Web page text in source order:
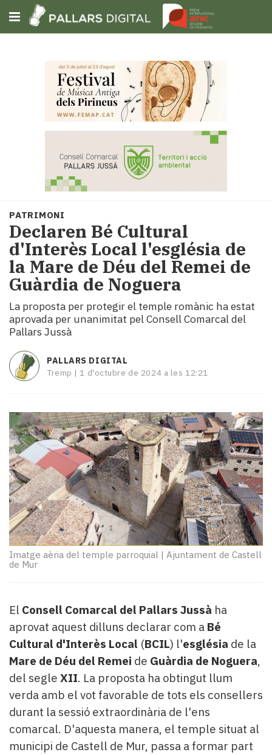
Subscriu-t'hi
Portada
Societat
Política
i
municipis
Economia
i
Cultura
Esports
Mai
tant!
TV
i
temps
Reportatges
Entrevistes
Enquestes
A
escena!
Dis
la
teva!
Subscriptors
La
Pallars
Contingut
patrocinat
Lo
més
llegit...
Editorial
PATRIMONI
Declaren Bé Cultural
d'Interès Local l'església de
la Mare de Déu del Remei de
Guàrdia de Noguera
La proposta per protegir el temple romànic ha estat
aprovada per unanimitat pel Consell Comarcal del
Pallars Jussà
PALLARS DIGITAL
Tremp | 1 d'octubre de 2024 a les 12:21
Imatge aèria del temple parroquial | Ajuntament de Castell
de Mur
El Consell Comarcal del Pallars Jussà ha
aprovat aquest dilluns declarar com a Bé
Cultural d'Interès Local (BCIL) l'església de la
Mare de Déu del Remei de Guàrdia de Noguera,
del segle XII. La proposta ha obtingut llum
verda amb el vot favorable de tots els consellers
durant la sessió extraordinària de l'ens
comarcal. D'aquesta manera, el temple situat al
municipi de Castell de Mur, passa a formar part